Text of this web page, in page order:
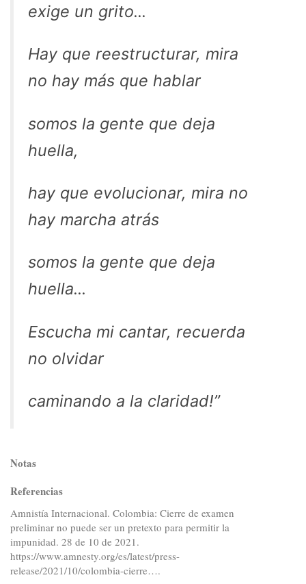
exige un grito...
Hay que reestructurar, mira
no hay más que hablar
somos la gente que deja
huella,
hay que evolucionar, mira no
hay marcha atrás
somos la gente que deja
huella...
Escucha mi cantar, recuerda
no olvidar
caminando a la claridad!”
Notas
Referencias
Amnistía Internacional. Colombia: Cierre de examen
preliminar no puede ser un pretexto para permitir la
impunidad. 28 de 10 de 2021.
https://www.amnesty.org/es/latest/press-
release/2021/10/colombia-cierre….